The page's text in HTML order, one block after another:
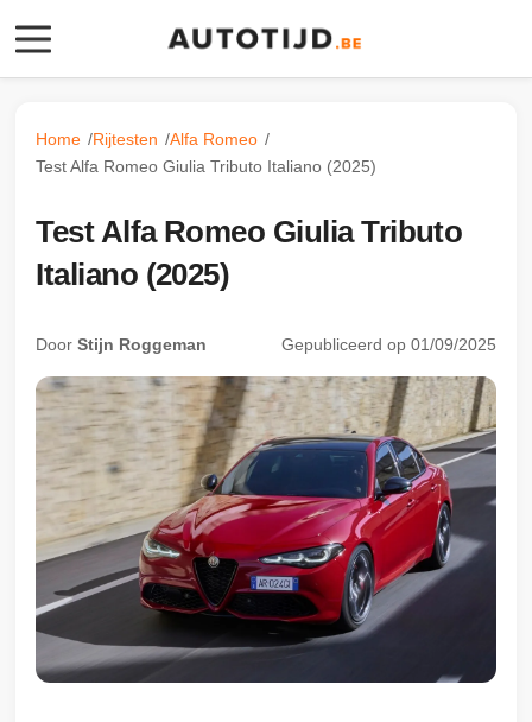
Video’s
Specificaties
Afmetingen
Home Rijtesten
Alfa Romeo
Test Alfa Romeo Giulia Tributo Italiano (2025)
Test Alfa Romeo Giulia Tributo
Italiano (2025)
DoorStijn Roggeman Gepubliceerd op 01/09/2025